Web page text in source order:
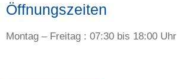
Öffnungszeiten
Montag – Freitag : 07:30 bis 18:00 Uhr